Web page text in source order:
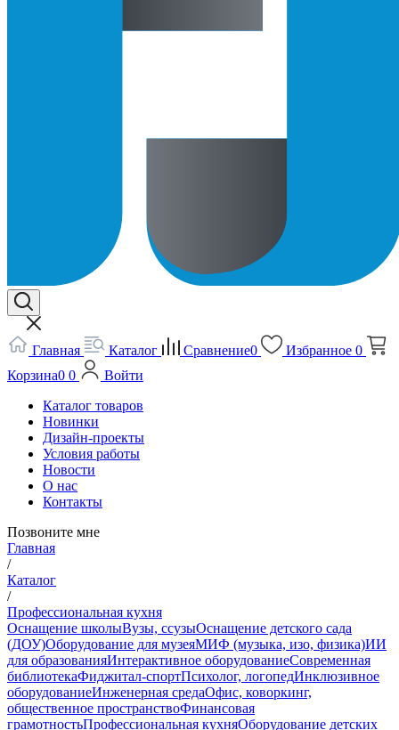
Главная Каталог Сравнение0 Избранное 0
Корзина0 0
Войти
Каталог товаров
Новинки
Дизайн-проекты
Условия работы
Новости
О нас
Контакты
Позвоните мне
Главная
/
Каталог
/
Профессиональная кухня
Оснащение школыВузы, ссузыОснащение детского сада
(ДОУ)Оборудование для музеяМИФ (музыка, изо, физика)ИИ
для образованияИнтерактивное оборудованиеСовременная
библиотекаФиджитал-спортПсихолог, логопедИнклюзивное
оборудованиеИнженерная средаОфис, коворкинг,
общественное пространствоФинансовая
грамотностьПрофессиональная кухняОборудование детских